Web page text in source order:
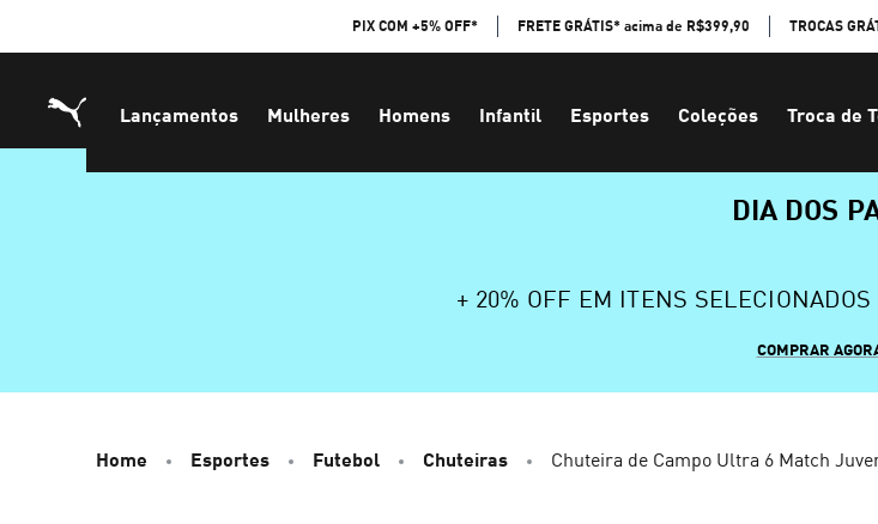
PIX COM +5% OFF* FRETE GRÁTIS* acima de R$399,90 TROCAS
Lançamentos Mulheres Homens Infantil Esportes Coleções Troca de
DIA DOS
+ 20% OFF EM ITENS SELECIONADOS
COMPRAR
Home Esportes Futebol Chuteiras Chuteira de Campo Ultra 6 Match